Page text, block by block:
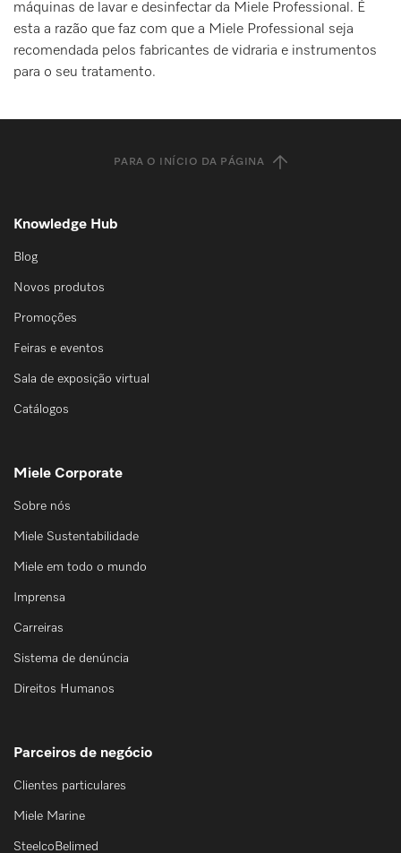
máquinas de lavar e desinfectar da Miele Professional. É
esta a razão que faz com que a Miele Professional seja
recomendada pelos fabricantes de vidraria e instrumentos
para o seu tratamento.
PARA O INÍCIO DA PÁGINA
Knowledge Hub
Blog
Novos produtos
Promoções
Feiras e eventos
Sala de exposição virtual
Catálogos
Miele Corporate
Sobre nós
Miele Sustentabilidade
Miele em todo o mundo
Imprensa
Carreiras
Sistema de denúncia
Direitos Humanos
Parceiros de negócio
Clientes particulares
Miele Marine
SteelcoBelimed